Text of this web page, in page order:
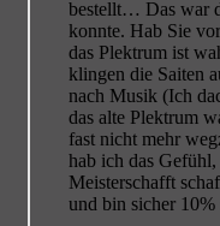
bestellt… Das war
konnte. Hab Sie
das Plektrum ist
klingen die Saiten
nach Musik (Ich
das alte Plektrum
fast nicht mehr
hab ich das
Meisterschafft
und bin sicher